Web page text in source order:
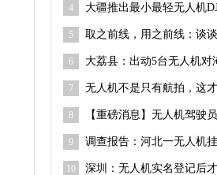
4 大疆推出最小最轻无人机DJI Neo，飞它需要
5 取之前线，用之前线：谈谈无人机在消防救援
6 大荔县：出动5台无人机对淹没滩区进行退水后实施小麦
7 无人机不是只有航拍，这才是无人机的正确“
8 【重磅消息】无人机驾驶员执照考试：10月31日正式恢复​UBox个人飞
9 调查报告：河北一无人机挂高压线，违章作业致1
10 深圳：无人机实名登记后才可使用 违反相关规定罚款